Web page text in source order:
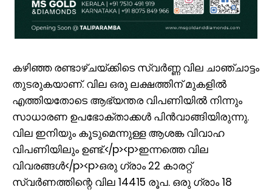
കഴിഞ്ഞ രണ്ടാഴ്ചയ്ക്കിടെ സ്വർണ്ണ വില ചാഞ്ചാട്ടം
തുടരുകയാണ്. വില ഒരു ലക്ഷത്തിന് മുകളിൽ
എത്തിയതോടെ ആഭ്യന്തര വിപണിയിൽ നിന്നും
സാധാരണ ഉപഭോക്താക്കൾ പിൻവാങ്ങിയിരുന്നു.
വില ഇനിയും കൂടുമെന്നുള്ള ആശങ്ക വിവാഹ
വിപണിയിലും ഉണ്ട്.</p><p>ഇന്നത്തെ വില
വിവരങ്ങൾ</p><p>ഒരു ​ഗ്രാം 22 കാരറ്റ്
സ്വർണത്തിന്റെ വില 14415 രൂപ. ഒരു ​ഗ്രാം 18